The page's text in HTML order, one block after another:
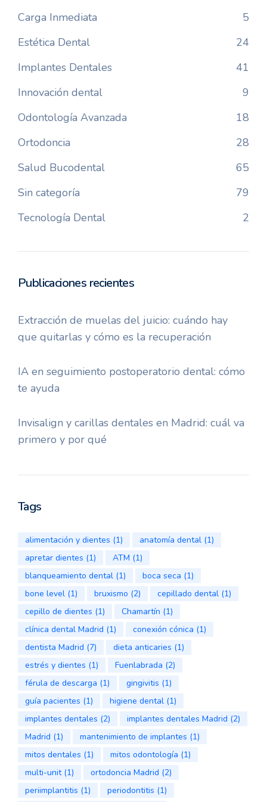
Carga Inmediata
5
Estética Dental
24
Implantes Dentales
41
Innovación dental
9
Odontología Avanzada
18
Ortodoncia
28
Salud Bucodental
65
Sin categoría
79
Tecnología Dental
2
Publicaciones recientes
Extracción de muelas del juicio: cuándo hay
que quitarlas y cómo es la recuperación
IA en seguimiento postoperatorio dental: cómo
te ayuda
Invisalign y carillas dentales en Madrid: cuál va
primero y por qué
Tags
alimentación y dientes (1) anatomía dental (1)
apretar dientes (1) ATM (1)
blanqueamiento dental (1) boca seca (1)
bone level (1) bruxismo (2) cepillado dental (1)
cepillo de dientes (1) Chamartín (1)
clínica dental Madrid (1) conexión cónica (1)
dentista Madrid (7) dieta anticaries (1)
estrés y dientes (1) Fuenlabrada (2)
férula de descarga (1) gingivitis (1)
guía pacientes (1) higiene dental (1)
implantes dentales (2) implantes dentales Madrid (2)
Madrid (1) mantenimiento de implantes (1)
mitos dentales (1) mitos odontología (1)
multi-unit(1) ortodoncia Madrid (2)
periimplantitis (1) periodontitis (1)